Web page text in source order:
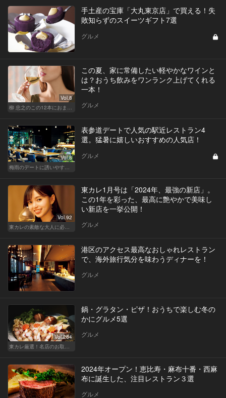
手土産の宝庫「大丸東京店」で買える！失
敗知らずのスイーツギフト7選
グルメ
Vol.8
柳 忠之のこの12本におまかせ
この夏、家に常備したい軽やかなワインと
は？おうち飲みをワンランク上げてくれる
一本！
グルメ
Vol.8
梅雨のデートに誘いやすい！駅から近い人気レストラン
表参道デートで人気の駅近レストラン4
選。猛暑に嬉しいおすすめの人気店！
グルメ
Vol.92
東カレの素敵な大人に必要なこと
東カレ1月号は「2024年、最強の新店」。
この1年を彩った、最高に艶やかで美味し
い新店を一挙公開！
グルメ
港区のアクセス最高なおしゃれレストラン
で、海外旅行気分を味わうディナーを！
グルメ
Vol.264
東カレ厳選！名店のお取り寄せ特集
鍋・グラタン・ピザ！おうちで楽しむ冬の
かにグルメ5選
グルメ
2024年オープン！恵比寿・麻布十番・西麻
布に誕生した、注目レストラン３選
グルメ